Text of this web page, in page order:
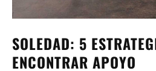
SOLEDAD: 5
ENCONTRAR APOYO